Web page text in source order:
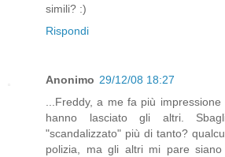
simili? :)
Rispondi
Anonimo 29/12/08 18:27
...Freddy, a me fa più
hanno lasciato gli altri.
"scandalizzato" più di tanto?
polizia, ma gli altri mi pare